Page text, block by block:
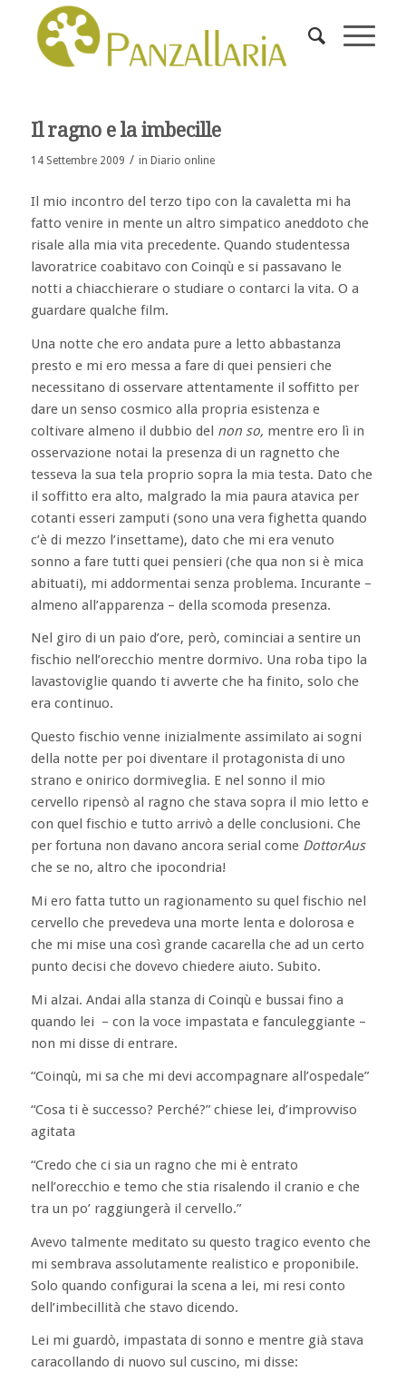
Il ragno e la imbecille
14 Settembre 2009 / in Diario online
Il mio incontro del terzo tipo con la cavaletta mi ha
fatto venire in mente un altro simpatico aneddoto che
risale alla mia vita precedente. Quando studentessa
lavoratrice coabitavo con Coinqù e si passavano le
notti a chiacchierare o studiare o contarci la vita. O a
guardare qualche film.
Una notte che ero andata pure a letto abbastanza
presto e mi ero messa a fare di quei pensieri che
necessitano di osservare attentamente il soffitto per
dare un senso cosmico alla propria esistenza e
coltivare almeno il dubbio del non so, mentre ero lì in
osservazione notai la presenza di un ragnetto che
tesseva la sua tela proprio sopra la mia testa. Dato che
il soffitto era alto, malgrado la mia paura atavica per
cotanti esseri zamputi (sono una vera fighetta quando
c’è di mezzo l’insettame), dato che mi era venuto
sonno a fare tutti quei pensieri (che qua non si è mica
abituati), mi addormentai senza problema. Incurante –
almeno all’apparenza – della scomoda presenza.
Nel giro di un paio d’ore, però, cominciai a sentire un
fischio nell’orecchio mentre dormivo. Una roba tipo la
lavastoviglie quando ti avverte che ha finito, solo che
era continuo.
Questo fischio venne inizialmente assimilato ai sogni
della notte per poi diventare il protagonista di uno
strano e onirico dormiveglia. E nel sonno il mio
cervello ripensò al ragno che stava sopra il mio letto e
con quel fischio e tutto arrivò a delle conclusioni. Che
per fortuna non davano ancora serial come DottorAus
che se no, altro che ipocondria!
Mi ero fatta tutto un ragionamento su quel fischio nel
cervello che prevedeva una morte lenta e dolorosa e
che mi mise una così grande cacarella che ad un certo
punto decisi che dovevo chiedere aiuto. Subito.
Mi alzai. Andai alla stanza di Coinqù e bussai fino a
quando lei – con la voce impastata e fanculeggiante –
non mi disse di entrare.
“Coinqù, mi sa che mi devi accompagnare all’ospedale”
“Cosa ti è successo? Perché?” chiese lei, d’improvviso
agitata
“Credo che ci sia un ragno che mi è entrato
nell’orecchio e temo che stia risalendo il cranio e che
tra un po’ raggiungerà il cervello.”
Avevo talmente meditato su questo tragico evento che
mi sembrava assolutamente realistico e proponibile.
Solo quando configurai la scena a lei, mi resi conto
dell’imbecillità che stavo dicendo.
Lei mi guardò, impastata di sonno e mentre già stava
caracollando di nuovo sul cuscino, mi disse: